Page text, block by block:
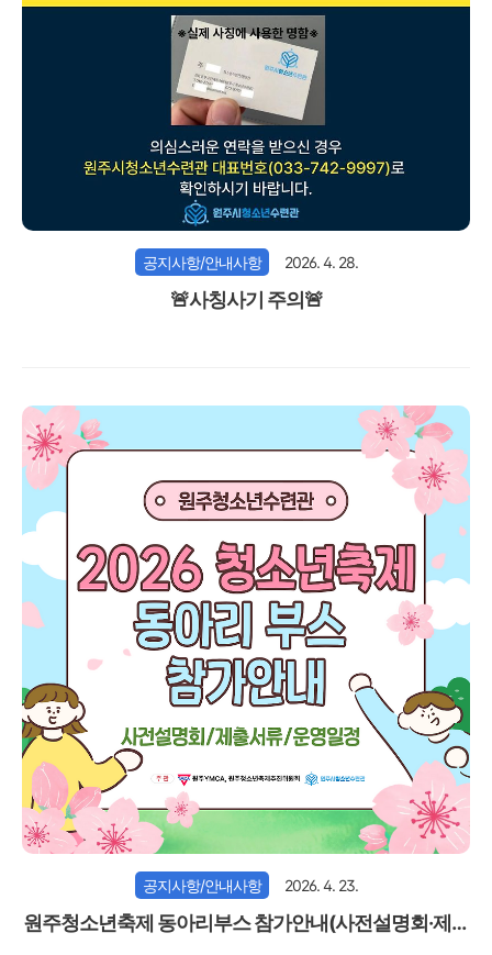
공지사항/안내사항 2026. 4. 28.
🚨사칭사기 주의🚨
공지사항/안내사항 2026. 4. 23.
원주청소년축제 동아리부스 참가안내(사전설명회·제출